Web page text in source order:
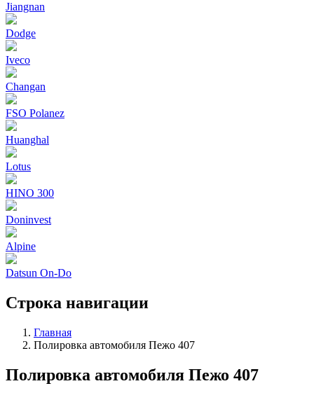
Jiangnan
Dodge
Iveco
Changan
FSO Polanez
Huanghal
Lotus
HINO 300
Doninvest
Alpine
Datsun On-Do
Строка навигации
Главная
Полировка автомобиля Пежо 407
Полировка автомобиля Пежо 407